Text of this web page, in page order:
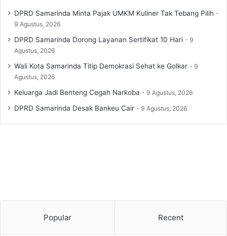
DPRD Samarinda Minta Pajak UMKM Kuliner Tak Tebang Pilih
9 Agustus, 2026
DPRD Samarinda Dorong Layanan Sertifikat 10 Hari
9
Agustus, 2026
Wali Kota Samarinda Titip Demokrasi Sehat ke Golkar
9
Agustus, 2026
Keluarga Jadi Benteng Cegah Narkoba 9 Agustus, 2026
DPRD Samarinda Desak Bankeu Cair 9 Agustus, 2026
Popular Recent